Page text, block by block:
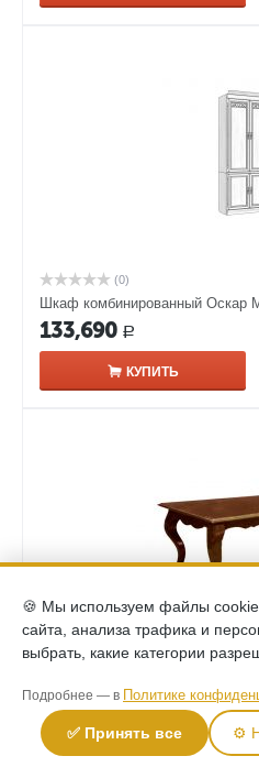
(0)
Шкаф комбинированный Оскар
133,690 Р
КУПИТЬ
(0)
Стол журнальный Оскар ММ-
60,810
КУПИТЬ
🍪 Мы используем файлы
сайта, анализа трафика и
выбрать, какие категории
Подробнее — в Политике
✅ Принять все ⚙️